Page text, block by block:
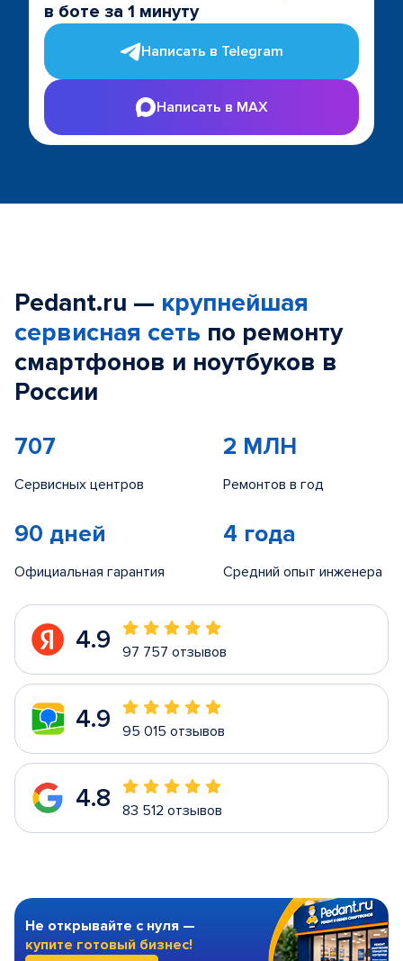
в боте за 1 минуту
Написать в Telegram
Написать в MAX
Pedant.ru — крупнейшая
сервисная сеть по ремонту
смартфонов и ноутбуков в
России
707
Сервисных центров
2 МЛН
Ремонтов в год
90 дней
Официальная гарантия
4 года
Средний опыт инженера
4.9 97 757 отзывов
4.9 95 015 отзывов
4.8 83 512 отзывов
Не открывайте с нуля —
купите готовый бизнес!